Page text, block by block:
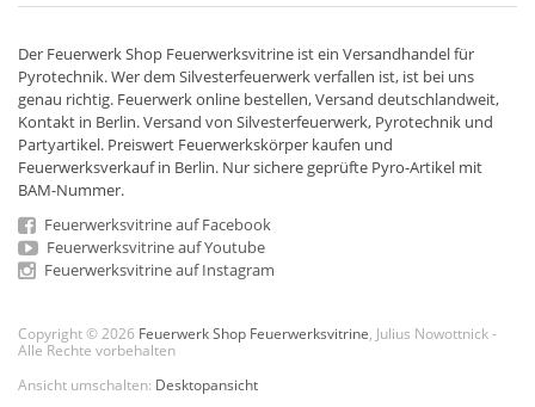
Der Feuerwerk Shop Feuerwerksvitrine ist ein Versandhandelfür
Pyrotechnik. Wer dem Silvesterfeuerwerk verfallen ist, ist bei uns
genau richtig. Feuerwerk online bestellen,Versand deutschlandweit,
Kontakt in Berlin. Versand von Silvesterfeuerwerk, Pyrotechnik und
Partyartikel. Preiswert Feuerwerkskörper kaufen und
Feuerwerksverkauf in Berlin. Nur sichere geprüfte Pyro-Artikel mit
BAM-Nummer.
Feuerwerksvitrine auf Facebook
Feuerwerksvitrine auf Youtube
Feuerwerksvitrine auf Instagram
Copyright © 2026 Feuerwerk Shop Feuerwerksvitrine , Julius Nowottnick -
Alle Rechte vorbehalten
Ansicht umschalten: Desktopansicht